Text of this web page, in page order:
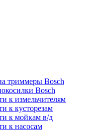
триммеры Bosch
Bosch
к измельчителям
к кусторезам
к мойкам в/д
к насосам